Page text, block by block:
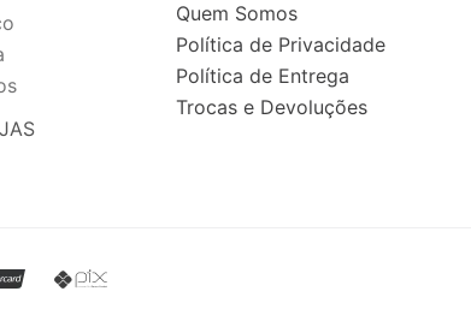
Quem Somos
Política de Privacidade
Política de Entrega
Trocas e Devoluções